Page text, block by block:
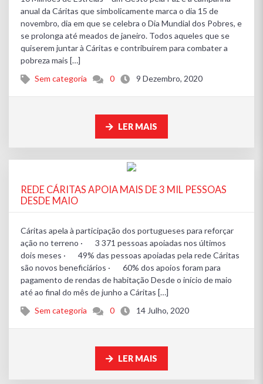
anual da Cáritas que simbolicamente marca o dia 15 de
novembro, dia em que se celebra o Dia Mundial dos Pobres, e
se prolonga até meados de janeiro. Todos aqueles que se
quiserem juntar à Cáritas e contribuírem para combater a
pobreza mais […]
Sem categoria
0 9 Dezembro, 2020
LER MAIS
REDE CÁRITAS APOIA MAIS DE 3 MIL PESSOAS
DESDE MAIO
Cáritas apela à participação dos portugueses para reforçar
ação no terreno · 3 371 pessoas apoiadas nos últimos
dois meses · 49% das pessoas apoiadas pela rede Cáritas
são novos beneficiários · 60% dos apoios foram para
pagamento de rendas de habitação Desde o início de maio
até ao final do mês de junho a Cáritas […]
Sem categoria
0 14 Julho, 2020
LER MAIS